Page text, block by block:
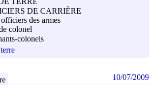
DE CARRIÈRE
des armes
colonel
colonels
10/07/2009